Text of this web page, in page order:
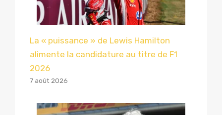
La « puissance » de Lewis Hamilton
alimente la candidature au titre de F1
2026
7 août 2026